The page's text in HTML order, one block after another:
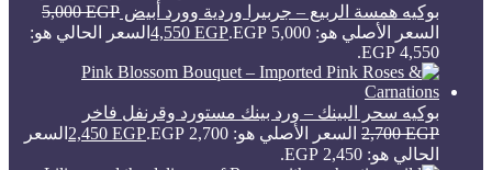
بوكيه همسة الربيع – جربيرا وردية وورد أبيض 5,000EGP
السعر الأصلي هو: 5,000 EGP.
4,550 EGP
السعر الحالي هو:
4,550 EGP.
بوكيه سحر البينك – ورد بينك مستورد وقرنفل فاخر
2,700EGP السعر الأصلي هو: 2,700 EGP. 2,450 EGP
السعر
الحالي هو: 2,450 EGP.